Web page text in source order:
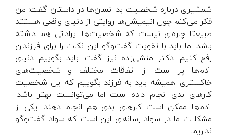
شمشیری درباره شخصیت بد انسان‌ها در داستان گفت: من
فکر می‌کنم چون انیمیشن‌ها روایتی از دنیای واقعی هستتد
طبیعتا چاره‌ای نیست که شخصیت‌ها ایراداتی هم داشته
باشد اما باید با تقویت گفت‌وگو این نکات را برای فرزندان
رفع کنیم. دکتر منشی‌زاده نیز گفت: باید بگوییم دنیای
آدم‌ها پر است از اتفاقات مختلف و شخصیت‌های
خاکستری. همیشه باید به فرزند بگوییم که این شخصیت
کارهای بدی انجام داده است اما می‌توانست بهتر باشد.
آدم‌ها ممکن است کارهای بدی هم انجام دهند. یکی از
مشکلات ما در سواد رسانه‌ای این است که سواد گفت‌وگو
نداریم.